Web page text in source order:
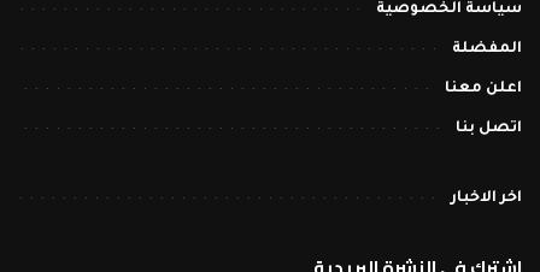
سياسة الخصوصية
المفضلة
اعلن معنا
اتصل بنا
اخر الاخبار